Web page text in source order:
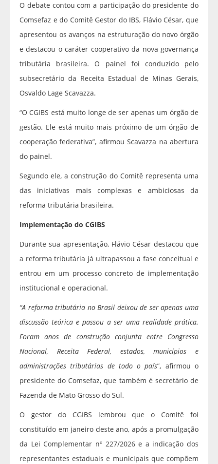
O debate contou com a participação do presidente do
Comsefaz e do Comitê Gestor do IBS, Flávio César, que
apresentou os avanços na estruturação do novo órgão
e destacou o caráter cooperativo da nova governança
tributária brasileira. O painel foi conduzido pelo
subsecretário da Receita Estadual de Minas Gerais,
Osvaldo Lage Scavazza.
“O CGIBS está muito longe de ser apenas um órgão de
gestão. Ele está muito mais próximo de um órgão de
cooperação federativa”, afirmou Scavazza na abertura
do painel.
Segundo ele, a construção do Comitê representa uma
das iniciativas mais complexas e ambiciosas da
reforma tributária brasileira.
Implementação do CGIBS
Durante sua apresentação, Flávio César destacou que
a reforma tributária já ultrapassou a fase conceitual e
entrou em um processo concreto de implementação
institucional e operacional.
“A reforma tributária no Brasil deixou de ser apenas uma
discussão teórica e passou a ser uma realidade prática.
Foram anos de construção conjunta entre Congresso
Nacional, Receita Federal, estados, municípios e
administrações tributárias de todo o país”, afirmou o
presidente do Comsefaz, que também é secretário de
Fazenda de Mato Grosso do Sul.
O gestor do CGIBS lembrou que o Comitê foi
constituído em janeiro deste ano, após a promulgação
da Lei Complementar nº 227/2026 e a indicação dos
representantes estaduais e municipais que compõem